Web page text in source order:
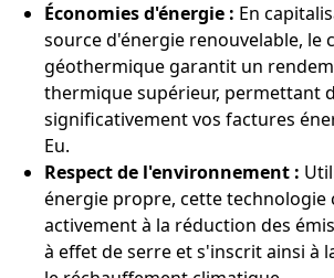
Économies d'énergie : En
source d'énergie renouvelable, le
géothermique garantit un
thermique supérieur, permettant
significativement vos factures
Eu.
Respect de l'environnement :
énergie propre, cette technologie
activement à la réduction des
à effet de serre et s'inscrit ainsi à